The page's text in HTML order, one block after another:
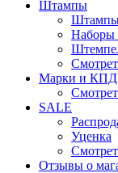
Штампы
Наборы
Марки и КПД
SALE
Уценка
Отзывы о